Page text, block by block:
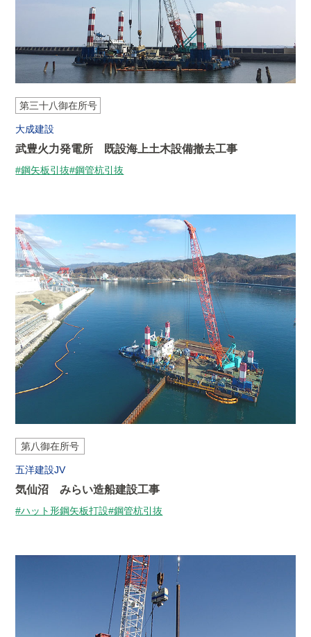
第三十八御在所号
大成建設
武豊火力発電所 既設海上土木設備撤去工事
#鋼矢板引抜#鋼管杭引抜
第八御在所号
五洋建設JV
気仙沼 みらい造船建設工事
#ハット形鋼矢板打設#鋼管杭引抜